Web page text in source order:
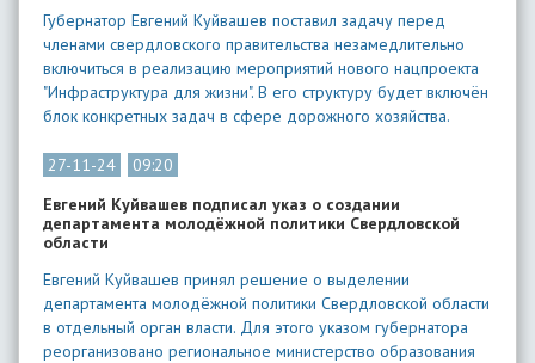
Губернатор Евгений Куйвашев поставил задачу перед
членами свердловского правительства незамедлительно
включиться в реализацию мероприятий нового нацпроекта
"Инфраструктура для жизни". В его структуру будет включён
блок конкретных задач в сфере дорожного хозяйства.
27-11-24
09:20
Евгений Куйвашев подписал указ о создании
департамента молодёжной политики Свердловской
области
Евгений Куйвашев принял решение о выделении
департамента молодёжной политики Свердловской области
в отдельный орган власти. Для этого указом губернатора
реорганизовано региональное министерство образования